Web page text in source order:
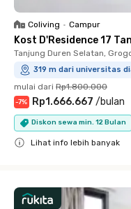
Coliving • Campur
Kost D'Residence 17
Tanjung Duren Selatan,
319 m dari universitas
mulai dari Rp1.800.000
-7% Rp1.666.667 /bulan
Diskon sewa min. 12 Bulan
Lihat info lebih banyak